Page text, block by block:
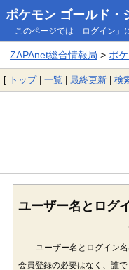
ポケモン ゴールド・
このページでは「ログイン」
ZAPAnet総合情報局 > ポ
[ トップ| 一覧 | 最終更新 | 検
ユーザー名とログ
ユーザー名とログイン
会員登録の必要はなく、誰